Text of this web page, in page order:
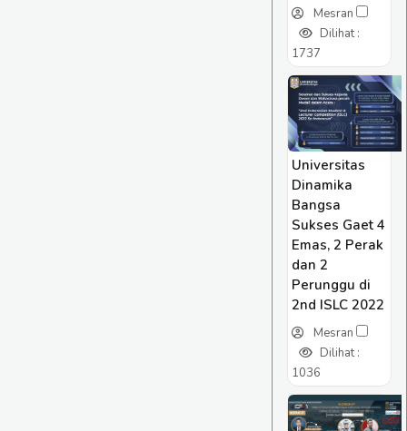
Mesran
Dilihat :
1737
Universitas
Dinamika
Bangsa
Sukses Gaet 4
Emas, 2 Perak
dan 2
Perunggu di
2nd ISLC 2022
Mesran
Dilihat :
1036